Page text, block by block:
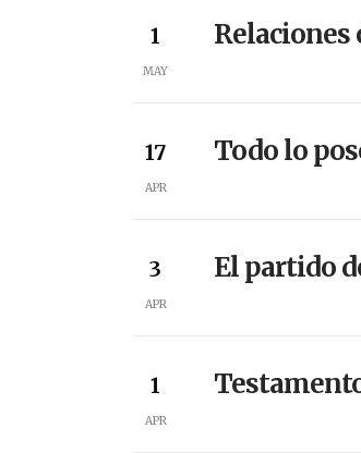
1
MAY
Relaciones
17
APR
Todo lo
3
APR
El partido
1
APR